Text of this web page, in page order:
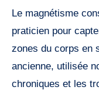
Le magnétisme
praticien pour
zones du corps en
ancienne, utilisée
chroniques et les